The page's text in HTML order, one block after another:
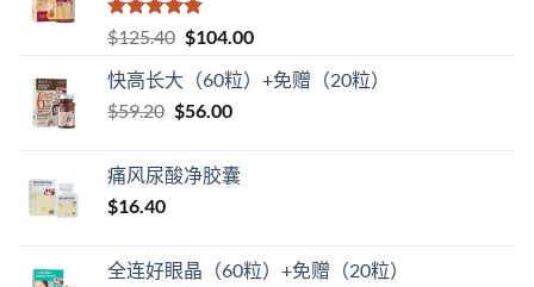
评分 5（满
分 5 分
$125.40 原
为：
$125.40。
$104.00当
价
快高长大（60粒）+免赠（20粒）
$59.20 原
$59.20。
$56.00当
格
痛风尿酸净胶囊
$16.40
全连好眼晶（60粒）+免赠（20粒）